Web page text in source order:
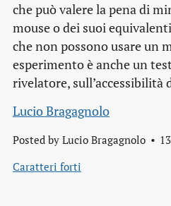
che può valere la pena di
mouse o dei suoi
che non possono usare un
esperimento è anche un
rivelatore, sull’accessibilità
Lucio Bragagnolo
Posted by Lucio Bragagnolo
Caratteri forti